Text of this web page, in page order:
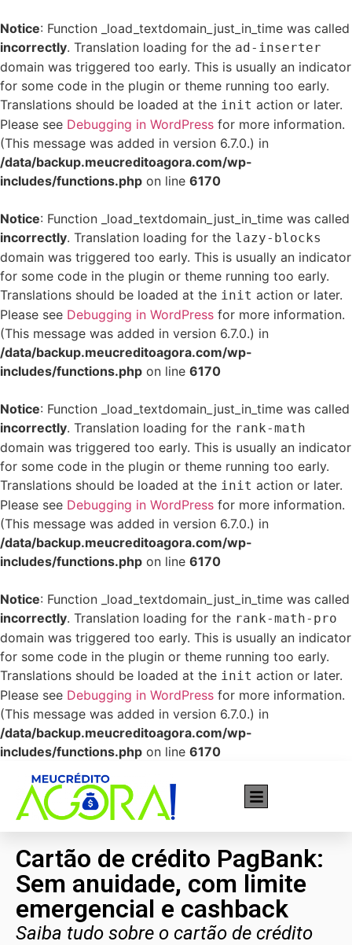
Notice: Function _load_textdomain_just_in_time was called
incorrectly. Translation loading for the ad-inserter
domain was triggered too early. This is usually an indicator
for some code in the plugin or theme running too early.
Translations should be loaded at the init action or later.
Please see Debugging in WordPress for more information.
(This message was added in version 6.7.0.) in
/data/backup.meucreditoagora.com/wp-
includes/functions.php on line 6170
Notice: Function _load_textdomain_just_in_time was called
incorrectly. Translation loading for the lazy-blocks
domain was triggered too early. This is usually an indicator
for some code in the plugin or theme running too early.
Translations should be loaded at the init action or later.
Please see Debugging in WordPress for more information.
(This message was added in version 6.7.0.) in
/data/backup.meucreditoagora.com/wp-
includes/functions.php on line 6170
Notice: Function _load_textdomain_just_in_time was called
incorrectly. Translation loading for the rank-math
domain was triggered too early. This is usually an indicator
for some code in the plugin or theme running too early.
Translations should be loaded at the init action or later.
Please see Debugging in WordPress for more information.
(This message was added in version 6.7.0.) in
/data/backup.meucreditoagora.com/wp-
includes/functions.php on line 6170
Notice: Function _load_textdomain_just_in_time was called
incorrectly. Translation loading for the rank-math-pro
domain was triggered too early. This is usually an indicator
for some code in the plugin or theme running too early.
Translations should be loaded at the init action or later.
Please see Debugging in WordPress for more information.
(This message was added in version 6.7.0.) in
/data/backup.meucreditoagora.com/wp-
includes/functions.php on line 6170
Cartão de crédito PagBank:
Sem anuidade, com limite
emergencial e cashback
Saiba tudo sobre o cartão de crédito